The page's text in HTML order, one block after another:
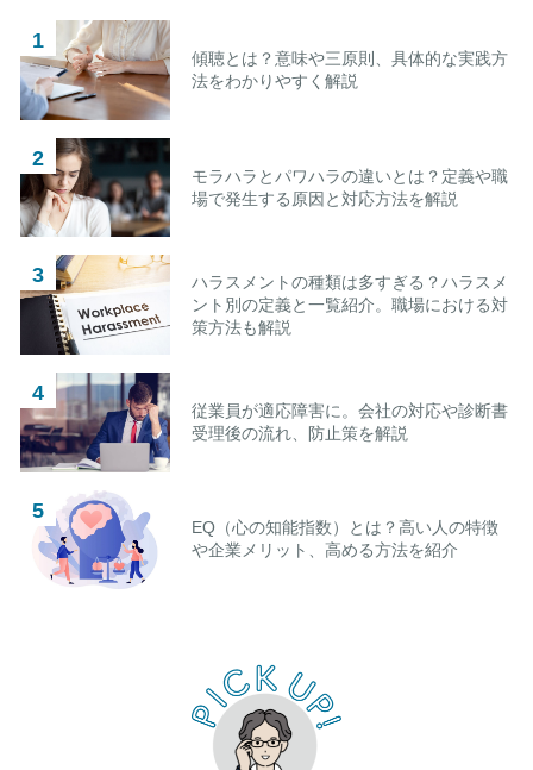
傾聴とは？意味や三原則、具体的な実践方
法をわかりやすく解説
モラハラとパワハラの違いとは？定義や職
場で発生する原因と対応方法を解説
ハラスメントの種類は多すぎる？ハラスメ
ント別の定義と一覧紹介。職場における対
策方法も解説
従業員が適応障害に。会社の対応や診断書
受理後の流れ、防止策を解説
EQ（心の知能指数）とは？高い人の特徴
や企業メリット、高める方法を紹介